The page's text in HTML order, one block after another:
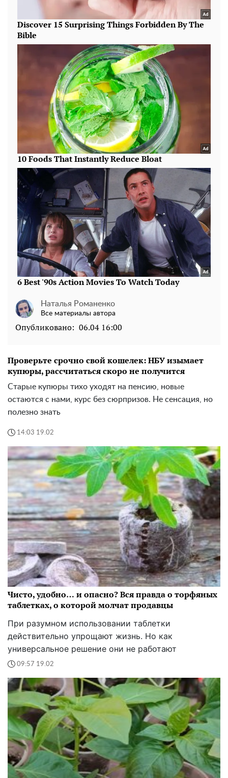
Наталья Романенко
Все материалы автора
Опубликовано: 06.04 16:00
Проверьте срочно свой кошелек: НБУ изымает
купюры, рассчитаться скоро не получится
Старые купюры тихо уходят на пенсию, новые
остаются с нами, курс без сюрпризов. Не сенсация, но
полезно знать
14:03 19.02
Чисто, удобно… и опасно? Вся правда о торфяных
таблетках, о которой молчат продавцы
При разумном использовании таблетки
действительно упрощают жизнь. Но как
универсальное решение они не работают
09:57 19.02